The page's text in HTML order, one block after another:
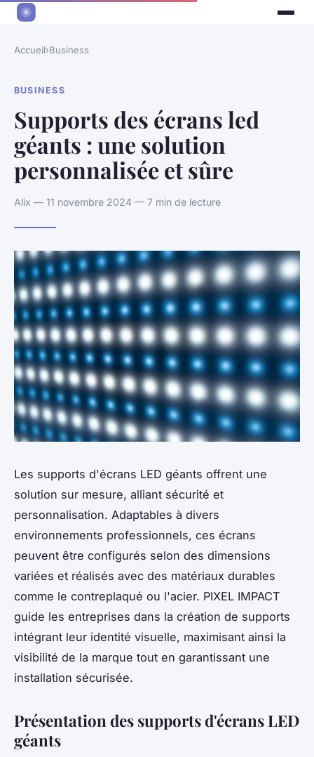
Accueil›Business
BUSINESS
Supports des écrans led
géants : une solution
personnalisée et sûre
Alix — 11 novembre 2024 — 7 min de lecture
Les supports d'écrans LED géants offrent une
solution sur mesure, alliant sécurité et
personnalisation. Adaptables à divers
environnements professionnels, ces écrans
peuvent être configurés selon des dimensions
variées et réalisés avec des matériaux durables
comme le contreplaqué ou l'acier. PIXEL IMPACT
guide les entreprises dans la création de supports
intégrant leur identité visuelle, maximisant ainsi la
visibilité de la marque tout en garantissant une
installation sécurisée.
Présentation des supports d'écrans LED
géants